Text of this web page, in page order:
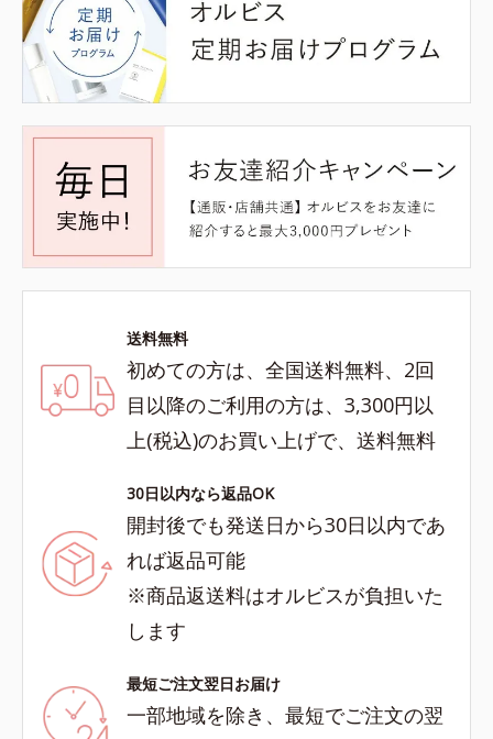
送料無料
初めての方は、全国送料無料、2回
目以降のご利用の方は、3,300円以
上(税込)のお買い上げで、送料無料
30日以内なら返品OK
開封後でも発送日から30日以内であ
れば返品可能
※商品返送料はオルビスが負担いた
します
最短ご注文翌日お届け
一部地域を除き、最短でご注文の翌